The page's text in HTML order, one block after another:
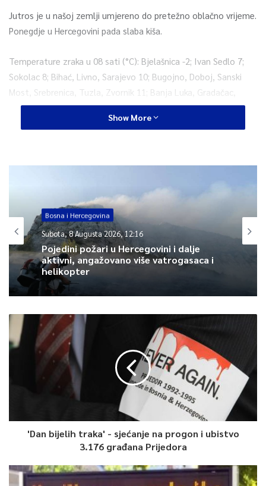
Jutros je u našoj zemlji umjereno do pretežno oblačno vrijeme.
Ponegdje u Hercegovini pada slaba kiša.
Temperature zraka u 08 sati (°C): Bjelašnica -2; Ivan Sedlo 7;
Sokolac 8; Bihać, Livno, Sarajevo 10; Bugojno, Doboj, Sanski
Most, Srebrenica, Tuzla, Zvornik 11; Banja Luka, Gradačac,
Prijedor 12; Grude, Trebinje 13; Bijeljina, Mostar, Široki Brijeg 14
pretežno oblačno vrijeme. Poslijepodne lokalni pljuskovi
centralnim i istočnim područjima Bosne. U večernjim satima, u
većem dijelu Bosne, sa slabom kišom. Vjetar slab do umjeren
zapadni i sjeverozapadni. Dnevna temperatura od 17 do 23, na
jugu do 25 °C.
Article Rating
Show More
Bosna i Hercegovina
Subota, 8 Augusta 2026, 12:16
Pojedini požari u Hercegovini i dalje
aktivni, angažovano više vatrogasaca i
helikopter
'Dan bijelih traka' - sjećanje na progon i ubistvo
3.176 građana Prijedora